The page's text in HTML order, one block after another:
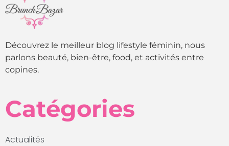
Découvrez le meilleur blog lifestyle féminin, nous
parlons beauté, bien-être, food, et activités entre
copines.
Catégories
Actualités